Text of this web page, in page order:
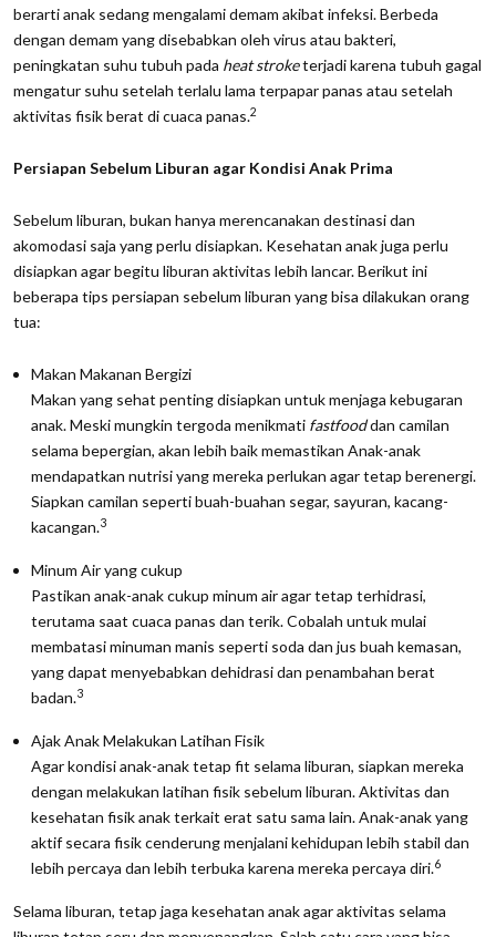
berarti anak sedang mengalami demam akibat infeksi. Berbeda
dengan demam yang disebabkan oleh virus atau bakteri,
peningkatan suhu tubuh pada heat stroketerjadi karena tubuh gagal
mengatur suhu setelah terlalu lama terpapar panas atau setelah
aktivitas fisik berat di cuaca panas.2
Persiapan Sebelum Liburan agar Kondisi Anak Prima
Sebelum liburan, bukan hanya merencanakan destinasi dan
akomodasi saja yang perlu disiapkan. Kesehatan anak juga perlu
disiapkan agar begitu liburan aktivitas lebih lancar. Berikut ini
beberapa tips persiapan sebelum liburan yang bisa dilakukan orang
tua:
Makan Makanan Bergizi
Makan yang sehat penting disiapkan untuk menjaga kebugaran
anak. Meski mungkin tergoda menikmati fastfooddan camilan
selama bepergian, akan lebih baik memastikan Anak-anak
mendapatkan nutrisi yang mereka perlukan agar tetap berenergi.
Siapkan camilan seperti buah-buahan segar, sayuran, kacang-
kacangan.3
Minum Air yang cukup
Pastikan anak-anak cukup minum air agar tetap terhidrasi,
terutama saat cuaca panas dan terik. Cobalah untuk mulai
membatasi minuman manis seperti soda dan jus buah kemasan,
yang dapat menyebabkan dehidrasi dan penambahan berat
badan.3
Ajak Anak Melakukan Latihan Fisik
Agar kondisi anak-anak tetap fit selama liburan, siapkan mereka
dengan melakukan latihan fisik sebelum liburan. Aktivitas dan
kesehatan fisik anak terkait erat satu sama lain. Anak-anak yang
aktif secara fisik cenderung menjalani kehidupan lebih stabil dan
lebih percaya dan lebih terbuka karena mereka percaya diri.6
Selama liburan, tetap jaga kesehatan anak agar aktivitas selama